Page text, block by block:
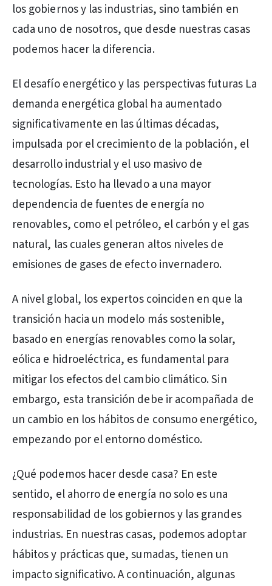
los gobiernos y las industrias, sino también en
cada uno de nosotros, que desde nuestras casas
podemos hacer la diferencia.
El desafío energético y las perspectivas futuras La
demanda energética global ha aumentado
significativamente en las últimas décadas,
impulsada por el crecimiento de la población, el
desarrollo industrial y el uso masivo de
tecnologías. Esto ha llevado a una mayor
dependencia de fuentes de energía no
renovables, como el petróleo, el carbón y el gas
natural, las cuales generan altos niveles de
emisiones de gases de efecto invernadero.
A nivel global, los expertos coinciden en que la
transición hacia un modelo más sostenible,
basado en energías renovables como la solar,
eólica e hidroeléctrica, es fundamental para
mitigar los efectos del cambio climático. Sin
embargo, esta transición debe ir acompañada de
un cambio en los hábitos de consumo energético,
empezando por el entorno doméstico.
¿Qué podemos hacer desde casa? En este
sentido, el ahorro de energía no solo es una
responsabilidad de los gobiernos y las grandes
industrias. En nuestras casas, podemos adoptar
hábitos y prácticas que, sumadas, tienen un
impacto significativo. A continuación, algunas